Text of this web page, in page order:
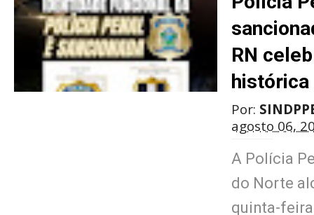
RN
histórica
Por:
agosto 06,
A Polícia
do Norte
quinta-